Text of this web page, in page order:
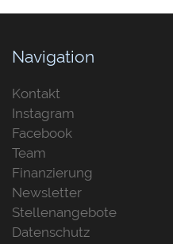
Navigation
Kontakt
Instagram
Facebook
Team
Finanzierung
Newsletter
Stellenangebote
Datenschutz